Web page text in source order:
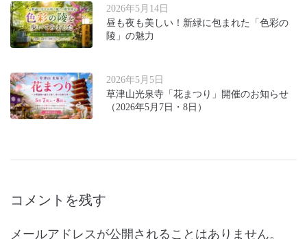
2026年5月14日
昼も夜も美しい！新緑に包まれた「色彩の
陵」の魅力
2026年5月5日
草津山光泉寺「花まつり」開催のお知らせ
（2026年5月7日・8日）
コメントを残す
メールアドレスが公開されることはありません。